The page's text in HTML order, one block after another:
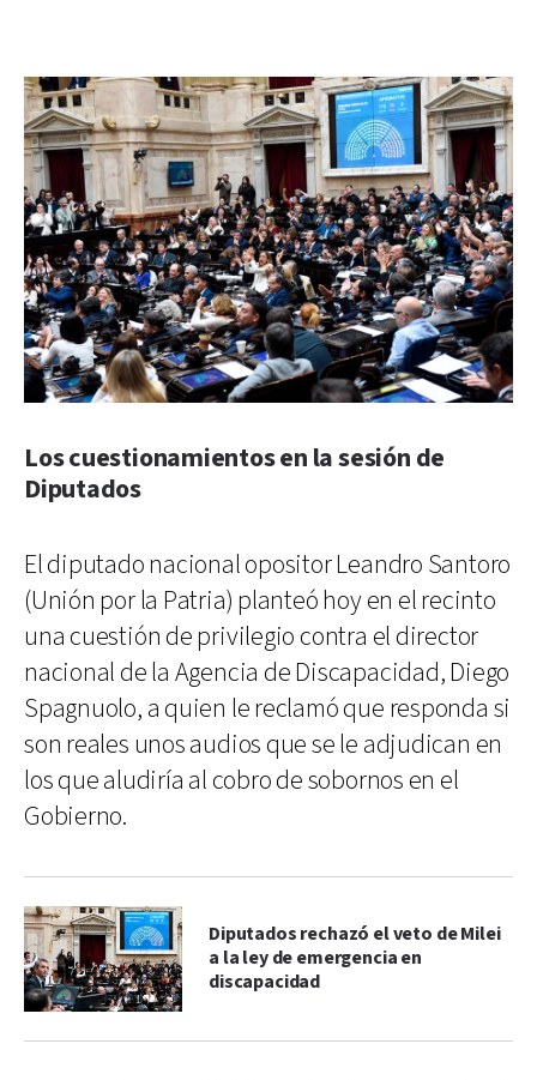
Los cuestionamientos en la sesión de
Diputados
El diputado nacional opositor Leandro Santoro
(Unión por la Patria) planteó hoy en el recinto
una cuestión de privilegio contra el director
nacional de la Agencia de Discapacidad, Diego
Spagnuolo, a quien le reclamó que responda si
son reales unos audios que se le adjudican en
los que aludiría al cobro de sobornos en el
Gobierno.
Diputados rechazó el veto de Milei
a la ley de emergencia en
discapacidad